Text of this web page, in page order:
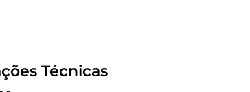
Técnicas